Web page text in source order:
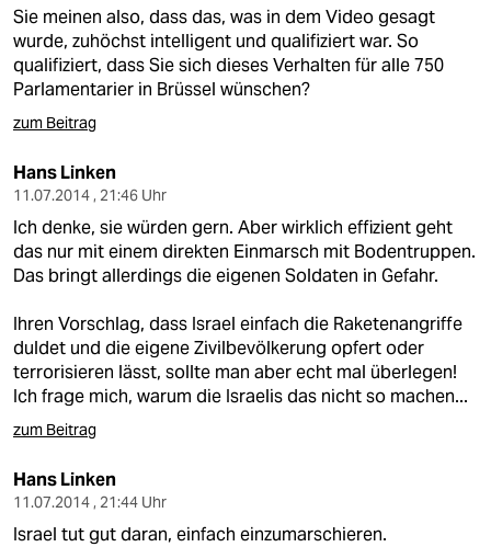
Sie meinen also, dass das, was in dem Video gesagt
wurde, zuhöchst intelligent und qualifiziert war. So
qualifiziert, dass Sie sich dieses Verhalten für alle 750
Parlamentarier in Brüssel wünschen?
zum Beitrag
Hans Linken
11.07.2014 , 21:46 Uhr
Ich denke, sie würden gern. Aber wirklich effizient geht
das nur mit einem direkten Einmarsch mit Bodentruppen.
Das bringt allerdings die eigenen Soldaten in Gefahr.
Ihren Vorschlag, dass Israel einfach die Raketenangriffe
duldet und die eigene Zivilbevölkerung opfert oder
terrorisieren lässt, sollte man aber echt mal überlegen!
Ich frage mich, warum die Israelis das nicht so machen...
zum Beitrag
Hans Linken
11.07.2014 , 21:44 Uhr
Israel tut gut daran, einfach einzumarschieren.